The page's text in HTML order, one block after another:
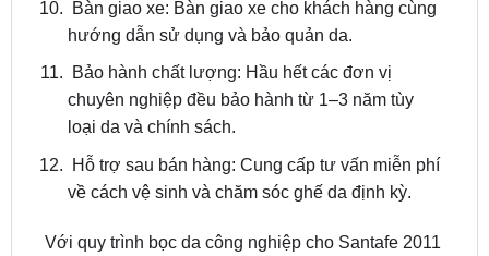
Bảo hành chất lượng: Hầu hết các đơn vị
chuyên nghiệp đều bảo hành từ 1–3 năm tùy
loại da và chính sách.
Hỗ trợ sau bán hàng: Cung cấp tư vấn miễn phí
về cách vệ sinh và chăm sóc ghế da định kỳ.
Với quy trình bọc da công nghiệp cho Santafe 2011
toàn, tính thẩm mỹ cũng như độ bền sau khi thi